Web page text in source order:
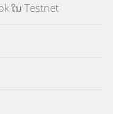
ໃນ Testnet